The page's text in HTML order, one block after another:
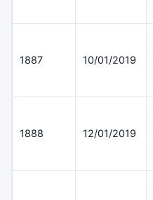
1887 10/01/2019
1888 12/01/2019